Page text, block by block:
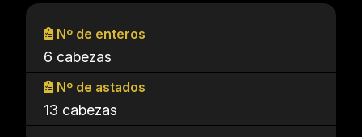
Nº de enteros
6 cabezas
Nº de astados
13 cabezas